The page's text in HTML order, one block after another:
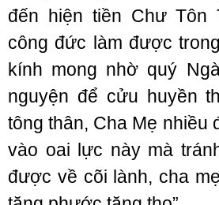
đến hiện tiền Chư Tôn
công đức làm được
kính mong nhờ quý
nguyện để cửu huyền
tông thân, Cha Mẹ
vào oai lực này mà
được về cõi lành, cha